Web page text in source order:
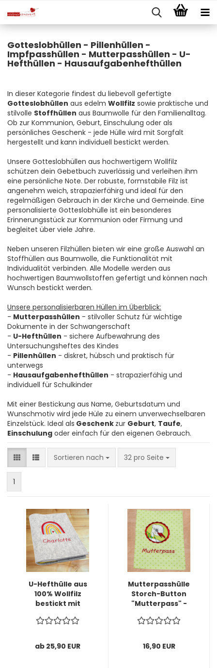
Gotteslobhüllen - Pillenhüllen -
Impfpasshüllen - Mutterpasshüllen - U-
Hefthüllen - Hausaufgabenhefthüllen
In dieser Kategorie findest du liebevoll gefertigte
Gotteslobhüllen aus edelm Wollfilz sowie praktische und
stilvolle Stoffhüllen aus Baumwolle für den Familienalltag.
Ob zur Kommunion, Geburt, Einschulung oder als
persönliches Geschenk - jede Hülle wird mit Sorgfalt
hergestellt und kann individuell bestickt werden.
Unsere Gotteslobhüllen aus hochwertigem Wollfilz
schützen dein Gebetbuch zuverlässig und verleihen ihm
eine persönliche Note. Der robuste, formstabile Filz ist
angenehm weich, strapazierfähirg und ideal für den
regelmäßigen Gebrauch in der Kirche und Gemeinde. Eine
personalisierte Gotteslobhülle ist ein besonderes
Erinnerungsstück zur Kommunion oder Firmung und
begleitet über viele Jahre.
Neben unseren Filzhüllen bieten wir eine große Auswahl an
Stoffhüllen aus Baumwolle, die Funktionalität mit
Individualität verbinden. Alle Modelle werden aus
hochwertigen Baumwollstoffen gefertigt und können nach
Wunsch bestickt werden.
Unsere personalisierbaren Hüllen im Überblick:
- Mutterpasshüllen - stilvoller Schutz für wichtige
Dokumente in der Schwangerschaft
- U-Hefthüllen - sichere Aufbewahrung des
Untersuchungsheftes des Kindes
- Pillenhüllen - diskret, hübsch und praktisch für
unterwegs
- Hausaufgabenhefthüllen - strapazierfähig und
individuell für Schulkinder
Mit einer Bestickung aus Name, Geburtsdatum und
Wunschmotiv wird jede Hüle zu einem unverwechselbaren
Einzelstück. Ideal als Geschenk zur Geburt, Taufe,
Einschulung oder einfach für den eigenen Gebrauch.
Sortieren nach
Sortieren nach 32 pro Seite
pro Seite
1
U-Hefthülle aus
100% Wollfilz
bestickt mit
und Datum -
ab 25,90 EUR
Mutterpasshülle
Storch-Button
"Mutterpass" -
-sofort lieferbar-
16,90 EUR